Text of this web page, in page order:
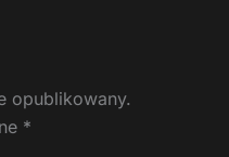
opublikowany.
*